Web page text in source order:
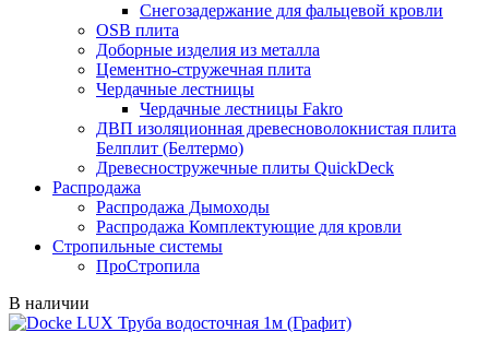
Снегозадержание для фальцевой кровли
OSB плита
Доборные изделия из металла
Цементно-стружечная плита
Чердачные лестницы
Чердачные лестницы Fakro
ДВП изоляционная древесноволокнистая плита
Белплит (Белтермо)
Древесностружечные плиты QuickDeck
Распродажа
Распродажа Дымоходы
Распродажа Комплектующие для кровли
Стропильные системы
ПроСтропила
В наличии